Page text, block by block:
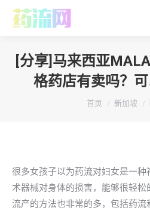
[分享]马来西亚
格药店有卖吗？
你在这里：
首页 新加坡
很多女孩子以为药流对妇女是一
术器械对身体的损害，能够很轻
流产的方法也非常的多，包括药